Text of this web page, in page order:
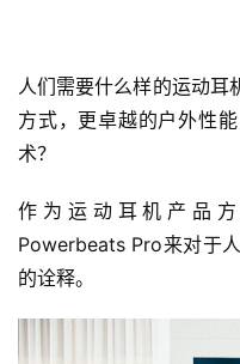
人们需要什么样的运动耳
方式，更卓越的户外性
术？
作为运动耳机产品
Powerbeats Pro来对于
的诠释。